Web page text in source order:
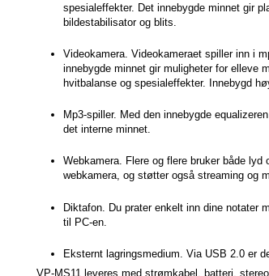
spesialeffekter. Det innebygde minnet gir
bildestabilisator og blits.
Videokamera. Videokameraet spiller inn i
innebygde minnet gir muligheter for elleve
hvitbalanse og spesialeffekter. Innebygd
Mp3-spiller. Med den innebygde
det interne minnet.
Webkamera. Flere og flere bruker både
webkamera, og støtter også streaming og
Diktafon. Du prater enkelt inn dine notater
til PC-en.
Eksternt lagringsmedium. Via USB 2.0 er
VP-MS11 leveres med strømkabel, batteri,